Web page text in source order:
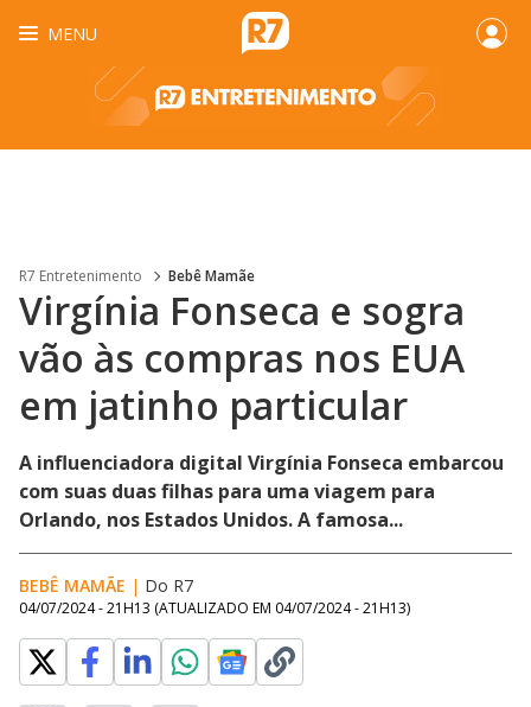
MENU
R7 Entretenimento Bebê Mamãe
Virgínia Fonseca e sogra
vão às compras nos EUA
em jatinho particular
A influenciadora digital Virgínia Fonseca embarcou
com suas duas filhas para uma viagem para
Orlando, nos Estados Unidos. A famosa...
BEBÊ MAMÃE | Do R7
04/07/2024 - 21H13 (ATUALIZADO EM 04/07/2024 - 21H13)